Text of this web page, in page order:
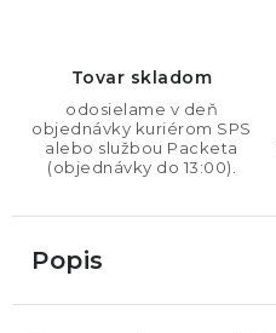
Tovar skladom
odosielame v deň
objednávky kuriérom SPS
alebo službou Packeta
(objednávky do 13:00).
Popis